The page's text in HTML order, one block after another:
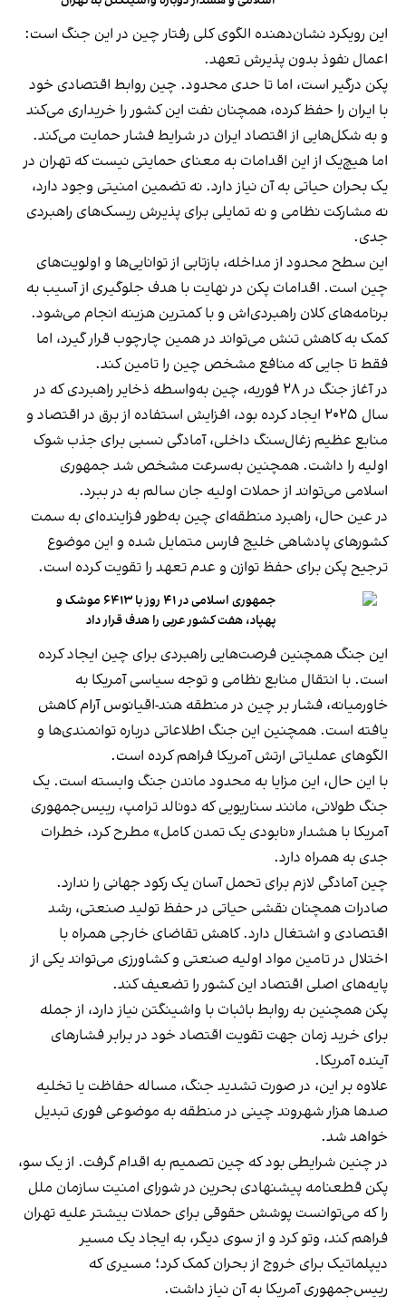
این رویکرد نشان‌دهنده الگوی کلی رفتار چین در این جنگ است:
اعمال نفوذ بدون پذیرش تعهد.
پکن درگیر است، اما تا حدی محدود. چین روابط اقتصادی خود
با ایران را حفظ کرده، همچنان نفت این کشور را خریداری می‌کند
و به شکل‌هایی از اقتصاد ایران در شرایط فشار حمایت می‌کند.
اما هیچ‌یک از این اقدامات به معنای حمایتی نیست که تهران در
یک بحران حیاتی به آن نیاز دارد. نه تضمین امنیتی وجود دارد،
نه مشارکت نظامی و نه تمایلی برای پذیرش ریسک‌های راهبردی
جدی.
این سطح محدود از مداخله، بازتابی از توانایی‌ها و اولویت‌های
چین است. اقدامات پکن در نهایت با هدف جلوگیری از آسیب به
برنامه‌های کلان راهبردی‌اش و با کمترین هزینه انجام می‌شود.
کمک به کاهش تنش می‌تواند در همین چارچوب قرار گیرد، اما
فقط تا جایی که منافع مشخص چین را تامین کند.
در آغاز جنگ در ۲۸ فوریه، چین به‌واسطه ذخایر راهبردی که در
سال ۲۰۲۵ ایجاد کرده بود، افزایش استفاده از برق در اقتصاد و
منابع عظیم زغال‌سنگ داخلی، آمادگی نسبی برای جذب شوک
اولیه را داشت. همچنین به‌سرعت مشخص شد جمهوری
اسلامی می‌تواند از حملات اولیه جان سالم به در ببرد.
در عین حال، راهبرد منطقه‌ای چین به‌طور فزاینده‌ای به سمت
کشورهای پادشاهی خلیج فارس متمایل شده و این موضوع
ترجیح پکن برای حفظ توازن و عدم تعهد را تقویت کرده است.
جمهوری اسلامی در ۴۱ روز با ۶۴۱۳ موشک و
پهپاد، هفت کشور عربی را هدف قرار داد
این جنگ همچنین فرصت‌هایی راهبردی برای چین ایجاد کرده
است. با انتقال منابع نظامی و توجه سیاسی آمریکا به
خاورمیانه، فشار بر چین در منطقه هند-اقیانوس آرام کاهش
یافته است. همچنین این جنگ اطلاعاتی درباره توانمندی‌ها و
الگوهای عملیاتی ارتش آمریکا فراهم کرده است.
با این حال، این مزایا به محدود ماندن جنگ وابسته است. یک
جنگ طولانی، مانند سناریویی که دونالد ترامپ، رییس‌جمهوری
آمریکا با هشدار «نابودی یک تمدن کامل» مطرح کرد، خطرات
جدی به همراه دارد.
چین آمادگی لازم برای تحمل آسان یک رکود جهانی را ندارد.
صادرات همچنان نقشی حیاتی در حفظ تولید صنعتی، رشد
اقتصادی و اشتغال دارد. کاهش تقاضای خارجی همراه با
اختلال در تامین مواد اولیه صنعتی و کشاورزی می‌تواند یکی از
پایه‌های اصلی اقتصاد این کشور را تضعیف کند.
پکن همچنین به روابط باثبات با واشینگتن نیاز دارد، از جمله
برای خرید زمان جهت تقویت اقتصاد خود در برابر فشارهای
آینده آمریکا.
علاوه بر این، در صورت تشدید جنگ، مساله حفاظت یا تخلیه
صدها هزار شهروند چینی در منطقه به موضوعی فوری تبدیل
خواهد شد.
در چنین شرایطی بود که چین تصمیم به اقدام گرفت. از یک سو،
پکن قطعنامه پیشنهادی بحرین در شورای امنیت سازمان ملل
را که می‌توانست پوشش حقوقی برای حملات بیشتر علیه تهران
فراهم کند، وتو کرد و از سوی دیگر، به ایجاد یک مسیر
دیپلماتیک برای خروج از بحران کمک کرد؛ مسیری که
رییس‌جمهوری آمریکا به آن نیاز داشت.